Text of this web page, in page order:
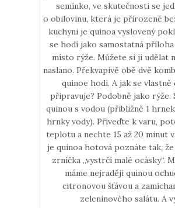
semínko, ve skutečnosti se
o obilovinu, která je přirozeně
kuchyni je quinoa vyslovený
se hodí jako samostatná
místo rýže. Můžete si ji udělat
naslano. Překvapivě obě dvě
quinoe hodí. A jak se vlastně quinoa
připravuje? Podobně jako rýže.
quinou s vodou (přibližně 1
hrnky vody). Přiveďte k varu,
teplotu a nechte 15 až 20 minut
je quinoa hotová poznáte tak,
zrníčka „vystrčí malé ocásky“.
máme nejraději quinou
citronovou šťávou a
zeleninového salátu. A